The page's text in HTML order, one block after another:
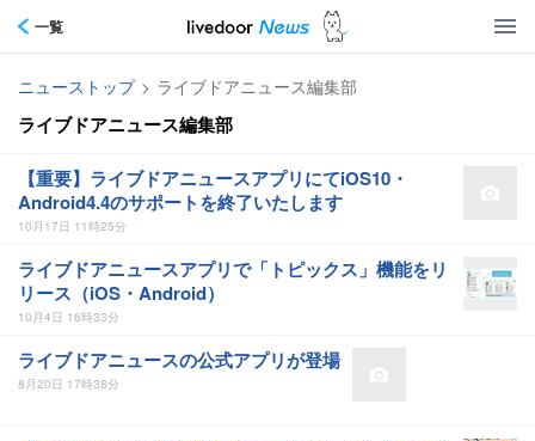
一覧
ニューストップ > ライブドアニュース編集部
ライブドアニュース編集部
【重要】ライブドアニュースアプリにてiOS10・
Android4.4のサポートを終了いたします
10月17日 11時25分
ライブドアニュースアプリで「トピックス」機能をリ
リース（iOS・Android）
10月4日 16時33分
ライブドアニュースの公式アプリが登場
8月20日 17時38分